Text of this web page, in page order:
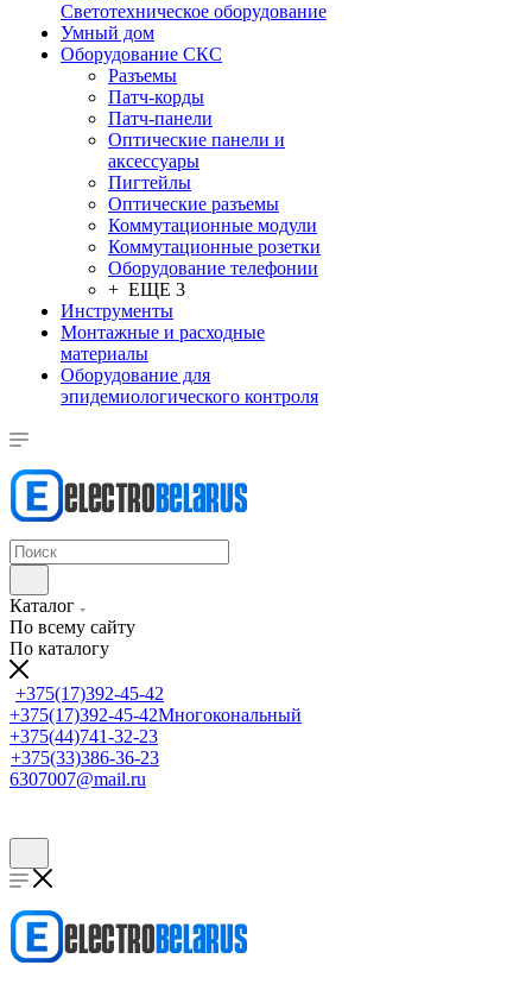
Светотехническое оборудование
Умный дом
Оборудование СКС
Разъемы
Патч-корды
Патч-панели
Оптические панели и
аксессуары
Пигтейлы
Оптические разъемы
Коммутационные модули
Коммутационные розетки
Оборудование телефонии
+ ЕЩЕ 3
Инструменты
Монтажные и расходные
материалы
Оборудование для
эпидемиологического контроля
Каталог
По всему сайту
По каталогу
+375(17)392-45-42
+375(17)392-45-42Многокональный
+375(44)741-32-23
+375(33)386-36-23
6307007@mail.ru